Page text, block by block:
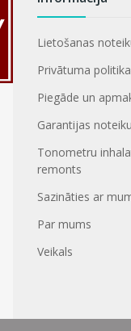
Lietošanas
Privātuma politika
Piegāde un
Garantijas
Tonometru
remonts
Sazināties ar
Par mums
Veikals